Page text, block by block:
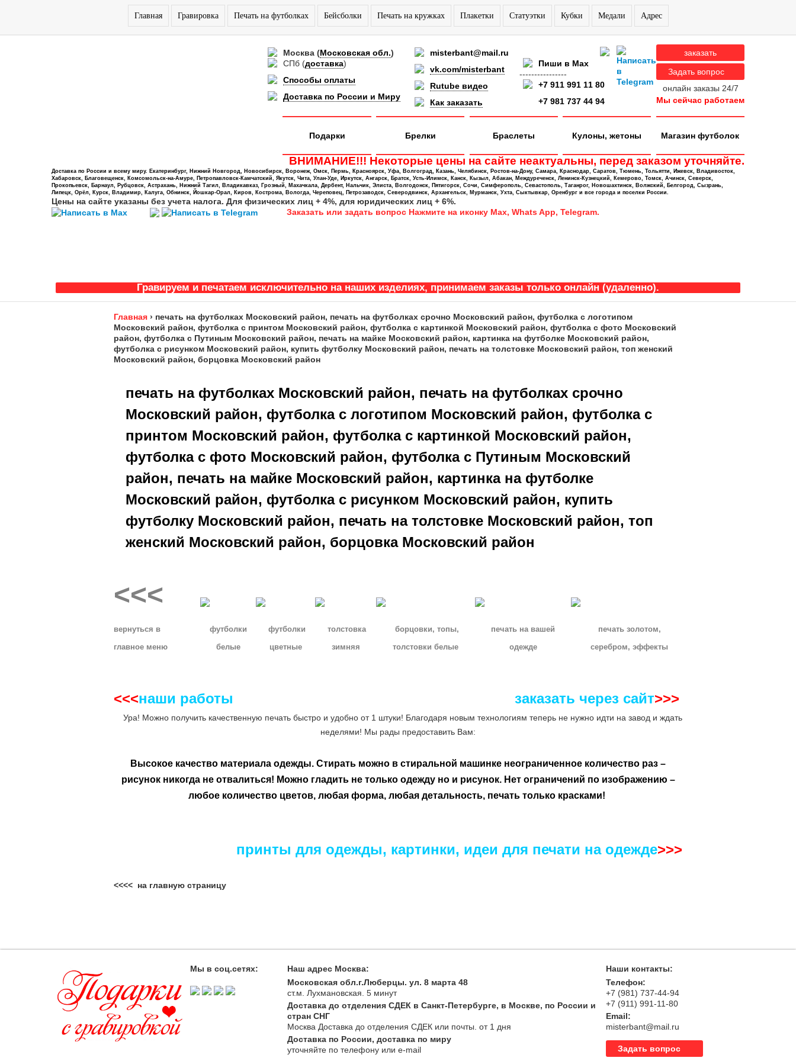
Главная Гравировка Печать на футболках Бейсболки Печать на кружках Плакетки Статуэтки Кубки Медали Адрес
Москва (Московская обл.)
СПб (доставка)
Способы оплаты
Доставка по России и Миру
misterbant@mail.ru
vk.com/misterbant
Rutube видео
Как заказать
Пиши в Max
----------------
+7 911 991 11 80
+7 981 737 44 94
заказать
Задать вопрос
онлайн заказы 24/7
Мы сейчас работаем
Магазин футболок
Кулоны, жетоны
Браслеты
Брелки
Подарки
ВНИМАНИЕ!!! Некоторые цены на сайте неактуальны, перед заказом уточняйте.
Доставка по России и всему миру. Екатеринбург, Нижний Новгород, Новосибирск, Воронеж, Омск, Пермь, Красноярск, Уфа, Волгоград, Казань, Челябинск, Ростов-на-Дону, Самара, Краснодар, Саратов, Тюмень, Тольятти, Ижевск, Владивосток,
Хабаровск, Благовещенск, Комсомольск-на-Амуре, Петропавловск-Камчатский, Якутск, Чита, Улан-Уде, Иркутск, Ангарск, Братск, Усть-Илимск, Канск, Кызыл, Абакан, Междуреченск, Ленинск-Кузнецкий, Кемерово, Томск, Ачинск, Северск,
Прокопьевск, Барнаул, Рубцовск, Астрахань, Нижний Тагил, Владикавказ, Грозный, Махачкала, Дербент, Нальчик, Элиста, Волгодонск, Пятигорск, Сочи, Симферополь, Севастополь, Таганрог, Новошахтинск, Волжский, Белгород, Сызрань,
Липецк, Орёл, Курск, Владимир, Калуга, Обнинск, Йошкар-Орал, Киров, Кострома, Вологда, Череповец, Петрозаводск, Северодвинск, Архангельск, Мурманск, Ухта, Сыктывкар, Оренбург и все города и поселки России.
Цены на сайте указаны без учета налога. Для физических лиц + 4%, для юридических лиц + 6%.
Заказать или задать вопрос Нажмите на иконку Max, Whats App, Telegram.
Гравируем и печатаем исключительно на наших изделиях, принимаем заказы только онлайн (удаленно).
Главная › печать на футболках Московский район, печать на футболках срочно Московский район, футболка с логотипом
Московский район, футболка с принтом Московский район, футболка с картинкой Московский район, футболка с фото Московский
район, футболка с Путиным Московский район, печать на майке Московский район, картинка на футболке Московский район,
футболка с рисунком Московский район, купить футболку Московский район, печать на толстовке Московский район, топ женский
Московский район, борцовка Московский район
печать на футболках Московский район, печать на футболках срочно
Московский район, футболка с логотипом Московский район, футболка с
принтом Московский район, футболка с картинкой Московский район,
футболка с фото Московский район, футболка с Путиным Московский
район, печать на майке Московский район, картинка на футболке
Московский район, футболка с рисунком Московский район, купить
футболку Московский район, печать на толстовке Московский район, топ
женский Московский район, борцовка Московский район
<<<
вернуться в
главное меню
футболки
белые
футболки
цветные
толстовка
зимняя
борцовки, топы,
толстовки белые
печать на вашей
одежде
печать золотом,
серебром, эффекты
<<<наши работы заказать через сайт>>>
Ура! Можно получить качественную печать быстро и удобно от 1 штуки! Благодаря новым технологиям теперь не нужно идти на завод и ждать
неделями! Мы рады предоставить Вам:
Высокое качество материала одежды. Стирать можно в стиральной машинке неограниченное количество раз –
рисунок никогда не отвалиться! Можно гладить не только одежду но и рисунок. Нет ограничений по изображению –
любое количество цветов, любая форма, любая детальность, печать только красками!
принты для одежды, картинки, идеи для печати на одежде>>>
<<<< на главную страницу
Мы в соц.сетях:
Наш адрес Москва:
Московская обл.г.Люберцы. ул. 8 марта 48
ст.м. Лухмановская. 5 минут
Доставка до отделения СДЕК в Санкт-Петербурге, в Москве, по России и
стран СНГ
Москва Доставка до отделения СДЕК или почты . от 1 дня
Доставка по России, доставка по миру
уточняйтепо телефонуили e-mail
Наши контакты:
Телефон:
+7 (981) 737-44-94
+7 (911) 991-11-80
Email:
misterbant@mail.ru
Задать вопрос